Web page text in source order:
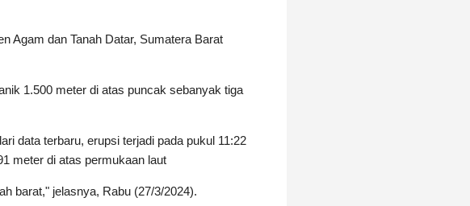
Agam dan Tanah Datar, Sumatera Barat
1.500 meter di atas puncak sebanyak tiga
data terbaru, erupsi terjadi pada pukul 11:22
meter di atas permukaan laut
barat," jelasnya, Rabu (27/3/2024).